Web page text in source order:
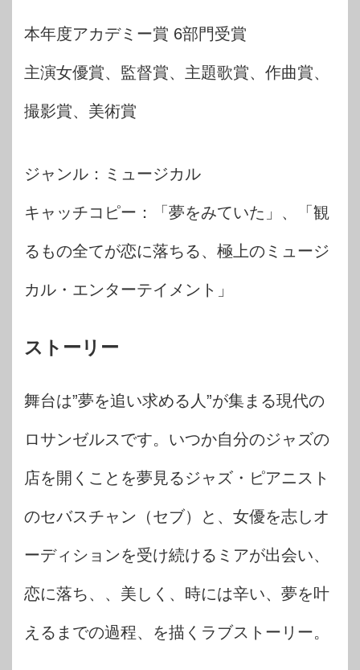
本年度アカデミー賞 6部門受賞
主演女優賞、監督賞、主題歌賞、作曲賞、
撮影賞、美術賞
ジャンル：ミュージカル
キャッチコピー：「夢をみていた」、「観
るもの全てが恋に落ちる、極上のミュージ
カル・エンターテイメント」
ストーリー
舞台は”夢を追い求める人”が集まる現代の
ロサンゼルスです。いつか自分のジャズの
店を開くことを夢見るジャズ・ピアニスト
のセバスチャン（セブ）と、女優を志しオ
ーディションを受け続けるミアが出会い、
恋に落ち、、美しく、時には辛い、夢を叶
えるまでの過程、を描くラブストーリー。